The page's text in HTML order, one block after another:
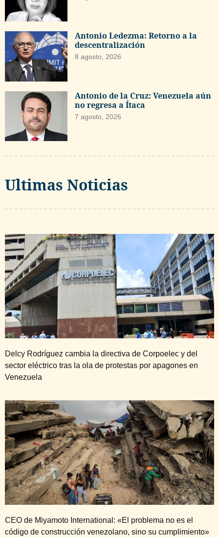
Antonio Ledezma: Retorno a la
descentralización
8 agosto, 2026
Antonio de la Cruz: Venezuela aún
no regresa a Ítaca
7 agosto, 2026
Ultimas Noticias
Delcy Rodríguez cambia la directiva de Corpoelec y del
sector eléctrico tras la ola de protestas por apagones en
Venezuela
CEO de Miyamoto International: «El problema no es el
código de construcción venezolano, sino su cumplimiento»